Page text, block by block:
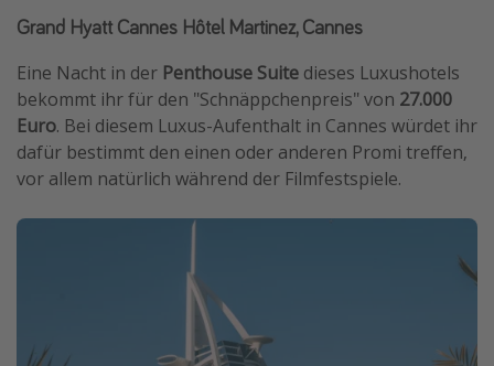
Grand Hyatt Cannes Hôtel Martinez, Cannes
Eine Nacht in der Penthouse Suite dieses Luxushotels
bekommt ihr für den "Schnäppchenpreis" von 27.000
Euro. Bei diesem Luxus-Aufenthalt in Cannes würdet ihr
dafür bestimmt den einen oder anderen Promi treffen,
vor allem natürlich während der Filmfestspiele.